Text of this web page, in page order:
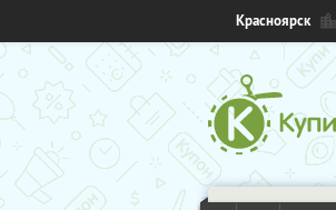
Красноярск